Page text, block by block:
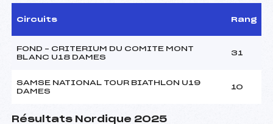
Circuits Rang
FOND – CRITERIUM DU COMITE MONT
BLANC U18 DAMES
31
SAMSE NATIONAL TOUR BIATHLON U19
DAMES
10
Résultats Nordique 2025